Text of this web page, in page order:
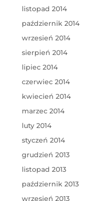
listopad 2014
październik 2014
wrzesień 2014
sierpień 2014
lipiec 2014
czerwiec 2014
kwiecień 2014
marzec 2014
luty 2014
styczeń 2014
grudzień 2013
listopad 2013
październik 2013
wrzesień 2013